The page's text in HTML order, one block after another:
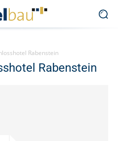
Rabenstein
Rabenstein